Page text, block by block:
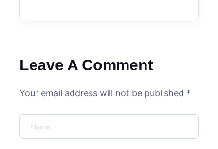
Leave A Comment
Your email address will not be published *